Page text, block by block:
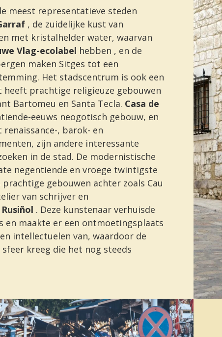
meest representatieve steden
, de zuidelijke kust van
met kristalhelder water, waarvan
Vlag-ecolabel hebben , en de
maken Sitges tot een
Het stadscentrum is ook een
heeft prachtige religieuze gebouwen
Bartomeu en Santa Tecla. Casa de
eeuws neogotisch gebouw, en
renaissance-, barok- en
zijn andere interessante
in de stad. De modernistische
negentiende en vroege twintigste
gebouwen achter zoals Cau
van schrijver en
. Deze kunstenaar verhuisde
en maakte er een ontmoetingsplaats
intellectuelen van, waardoor de
kreeg die het nog steeds